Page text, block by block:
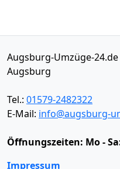
Augsburg-Umzüge-24.de
Augsburg
Tel.: 01579-2482322
E-Mail: info@augsburg-
Öffnungszeiten: Mo -
Impressum